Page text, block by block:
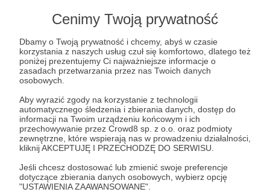
Cenimy Twoją prywatność
Dbamy o Twoją prywatność i chcemy, abyś w czasie
korzystania z naszych usług czuł się komfortowo, dlatego też
poniżej prezentujemy Ci najważniejsze informacje o
zasadach przetwarzania przez nas Twoich danych
osobowych.
Aby wyrazić zgody na korzystanie z technologii
automatycznego śledzenia i zbierania danych, dostęp do
informacji na Twoim urządzeniu końcowym i ich
przechowywanie przez Crowd8 sp. z o.o. oraz podmioty
zewnętrzne, które wspierają nas w prowadzeniu działalności,
kliknij AKCEPTUJĘ I PRZECHODZĘ DO SERWISU.
Jeśli chcesz dostosować lub zmienić swoje preferencje
dotyczące zbierania danych osobowych, wybierz opcję
"USTAWIENIA ZAAWANSOWANE".
Witam w gronie czytelników ! Dwie dyszki
miesięcznie to dostęp do wszystkich moich e-
booków za darmo, jak i niepublikowanych nigdzie
indziej materiałów artystycznych i podróżniczych.
Będę dzielił się także moimi lekturami i innymi
odkryciami. W ten sposób dołączasz do
społeczności (specjalnie stworzonej grupy), której
założeniem jest dzielenie się przemyśleniami - a
wszystko po francusku !
Patroni: 0